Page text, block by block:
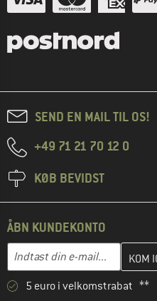
SEND EN MAIL TIL OS!
+49 71 21 70 12 0
KØB BEVIDST
ÅBN KUNDEKONTO
E-mail-adresse
Indtast din e-mailadresse
5 euro i velkomstrabat **